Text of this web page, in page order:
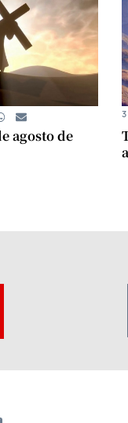
agosto de